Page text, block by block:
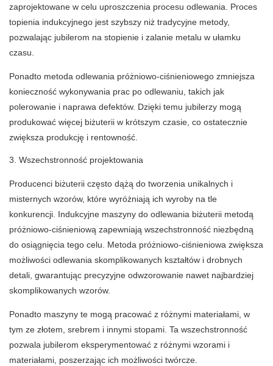
zaprojektowane w celu uproszczenia procesu odlewania. Proces
topienia indukcyjnego jest szybszy niż tradycyjne metody,
pozwalając jubilerom na stopienie i zalanie metalu w ułamku
czasu.
Ponadto metoda odlewania próżniowo-ciśnieniowego zmniejsza
konieczność wykonywania prac po odlewaniu, takich jak
polerowanie i naprawa defektów. Dzięki temu jubilerzy mogą
produkować więcej biżuterii w krótszym czasie, co ostatecznie
zwiększa produkcję i rentowność.
3. Wszechstronność projektowania
Producenci biżuterii często dążą do tworzenia unikalnych i
misternych wzorów, które wyróżniają ich wyroby na tle
konkurencji. Indukcyjne maszyny do odlewania biżuterii metodą
próżniowo-ciśnieniową zapewniają wszechstronność niezbędną
do osiągnięcia tego celu. Metoda próżniowo-ciśnieniowa zwiększa
możliwości odlewania skomplikowanych kształtów i drobnych
detali, gwarantując precyzyjne odwzorowanie nawet najbardziej
skomplikowanych wzorów.
Ponadto maszyny te mogą pracować z różnymi materiałami, w
tym ze złotem, srebrem i innymi stopami. Ta wszechstronność
pozwala jubilerom eksperymentować z różnymi wzorami i
materiałami, poszerzając ich możliwości twórcze.